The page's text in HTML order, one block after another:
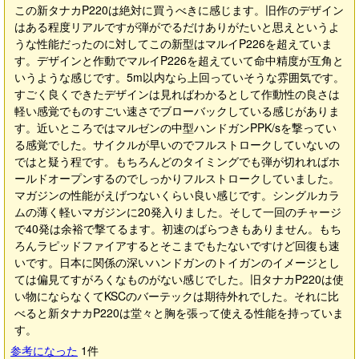
この新タナカP220は絶対に買うべきに感じます。旧作のデザイン
はある程度リアルですが弾がでるだけありがたいと思えというよ
うな性能だったのに対してこの新型はマルイP226を超えていま
す。デザインと作動でマルイP226を超えていて命中精度が互角と
いうような感じです。5m以内なら上回っていそうな雰囲気です。
すごく良くできたデザインは見ればわかるとして作動性の良さは
軽い感覚でものすごい速さでブローバックしている感じがありま
す。近いところではマルゼンの中型ハンドガンPPK/sを撃ってい
る感覚でした。サイクルが早いのでフルストロークしていないの
ではと疑う程です。もちろんどのタイミングでも弾が切れればホ
ールドオープンするのでしっかりフルストロークしていました。
マガジンの性能がえげつないくらい良い感じです。シングルカラ
ムの薄く軽いマガジンに20発入りました。そして一回のチャージ
で40発は余裕で撃てるます。初速のばらつきもありません。もち
ろんラピッドファイアするとそこまでもたないですけど回復も速
いです。日本に関係の深いハンドガンのトイガンのイメージとし
ては偏見てすがろくなものがない感じでした。旧タナカP220は使
い物にならなくてKSCのバーテックは期待外れでした。それに比
べると新タナカP220は堂々と胸を張って使える性能を持っていま
す。
参考になった 1件